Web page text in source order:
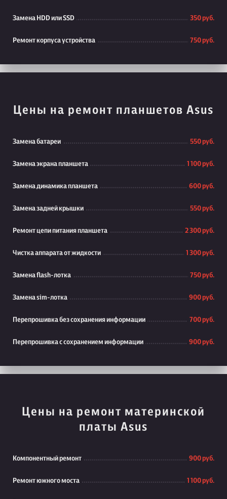
Замена HDD или SSD 350 руб.
Ремонт корпуса устройства 750 руб.
Цены на ремонт планшетов Asus
Замена батареи 550 руб.
Замена экрана планшета 1 100 руб.
Замена динамика планшета 600 руб.
Замена задней крышки 550 руб.
Ремонт цепи питания планшета 2 300 руб.
Чистка аппарата от жидкости 1 300 руб.
Замена flash-лотка 750 руб.
Замена sim-лотка 900 руб.
Перепрошивка без сохранения информации 700 руб.
Перепрошивка с сохранением информации 900 руб.
Цены на ремонт материнской
платы Asus
Компонентный ремонт 900 руб.
Ремонт южного моста 1 100 руб.